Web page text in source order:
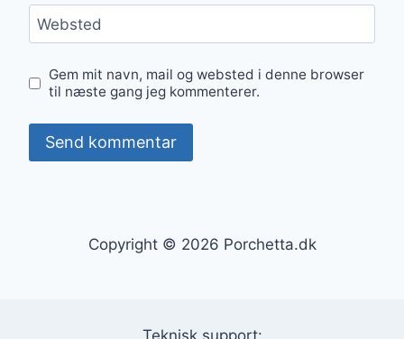
Websted
Gem mit navn, mail og websted i denne browser
til næste gang jeg kommenterer.
Copyright © 2026 Porchetta.dk